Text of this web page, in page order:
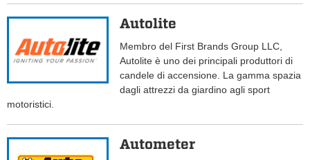
Autolite
Membro del First Brands Group LLC,
Autolite è uno dei principali produttori di
candele di accensione. La gamma spazia
dagli attrezzi da giardino agli sport
motoristici.
Autometer